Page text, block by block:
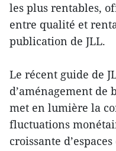
les plus rentables,
entre qualité et
publication de JLL.
Le récent guide de
d’aménagement de
met en lumière la
fluctuations
croissante